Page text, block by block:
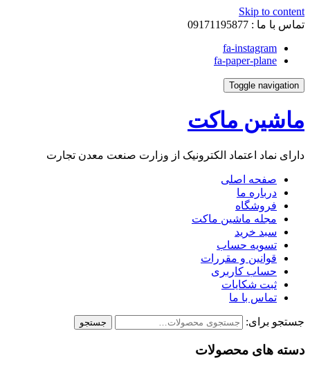
Skip to content
تماس با ما : 09171195877
fa-instagram
fa-paper-plane
Toggle navigation
ماشین ماکت
دارای نماد اعتماد الکترونیک از وزارت صنعت معدن تجارت
صفحه اصلی
درباره ما
فروشگاه
مجله ماشین ماکت
سبد خرید
تسویه حساب
قوانین و مقررات
حساب کاربری
ثبت شکایات
تماس با ما
جستجو برای: جستجو
دسته های محصولات